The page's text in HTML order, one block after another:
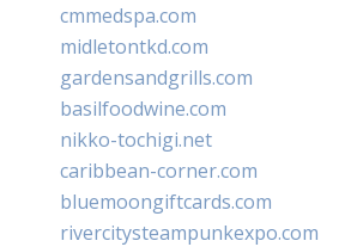
cmmedspa.com
midletontkd.com
gardensandgrills.com
basilfoodwine.com
nikko-tochigi.net
caribbean-corner.com
bluemoongiftcards.com
rivercitysteampunkexpo.com